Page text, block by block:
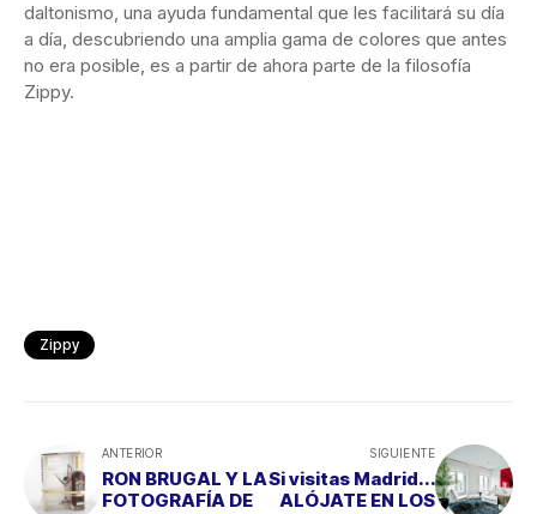
daltonismo, una ayuda fundamental que les facilitará su día
a día, descubriendo una amplia gama de colores que antes
no era posible, es a partir de ahora parte de la filosofía
Zippy.
Zippy
ANTERIOR
RON BRUGAL Y LA
FOTOGRAFÍA DE
SIGUIENTE
Si visitas Madrid...
ALÓJATE EN LOS